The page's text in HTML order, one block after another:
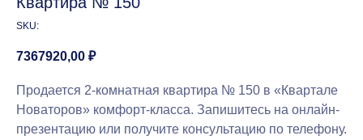
SKU:
7367920,00 ₽
Продается 2-комнатная квартира № 150 в «Квартале
Новаторов» комфорт-класса. Запишитесь на онлайн-
презентацию или получите консультацию по телефону.